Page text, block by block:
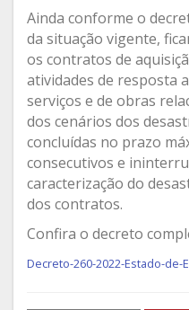
Ainda conforme o
da situação vigente,
os contratos de
atividades de resposta
serviços e de obras
dos cenários dos
concluídas no prazo
consecutivos e
caracterização do
dos contratos.
Confira o decreto
Decreto-260-2022-Estado-de-